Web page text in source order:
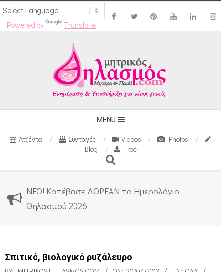
Powered by Translate
Navigation
Menu
MENU
Ατζέντα Συνταγές Videos
Photos
Blog
Free
Search
ΝΕΟ! Κατέβασε ΔΩΡΕΑΝ το Ημερολόγιο
Θηλασμού 2026
Σπιτικό, βιολογικό ρυζάλευρο